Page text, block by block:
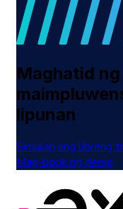
Maghatid ng
lipunan
Simulan ang libreng
Mag-book ng demo